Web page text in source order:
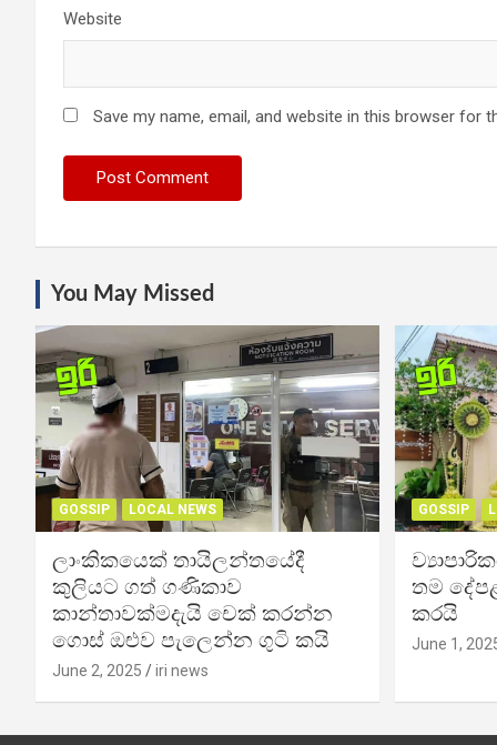
Website
Save my name, email, and website in this browser for
You May Missed
GOSSIP LOCAL NEWS
ලාංකිකයෙක් තායිලන්තයේදී
කුලියට ගත් ගණිකාව
කාන්තාවක්මදැයි චෙක් කරන්න
ගොස් ඔළුව පැලෙන්න ගුටි කයි
June 2, 2025 iri news
GOSSIP
තම
කරයි
June 1,